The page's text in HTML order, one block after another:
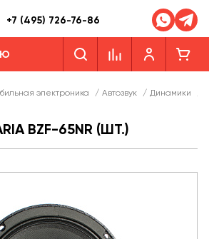
+7 (495) 726-76-86
электроника / Автозвук / Динамики
BZF-65NR (ШТ.)